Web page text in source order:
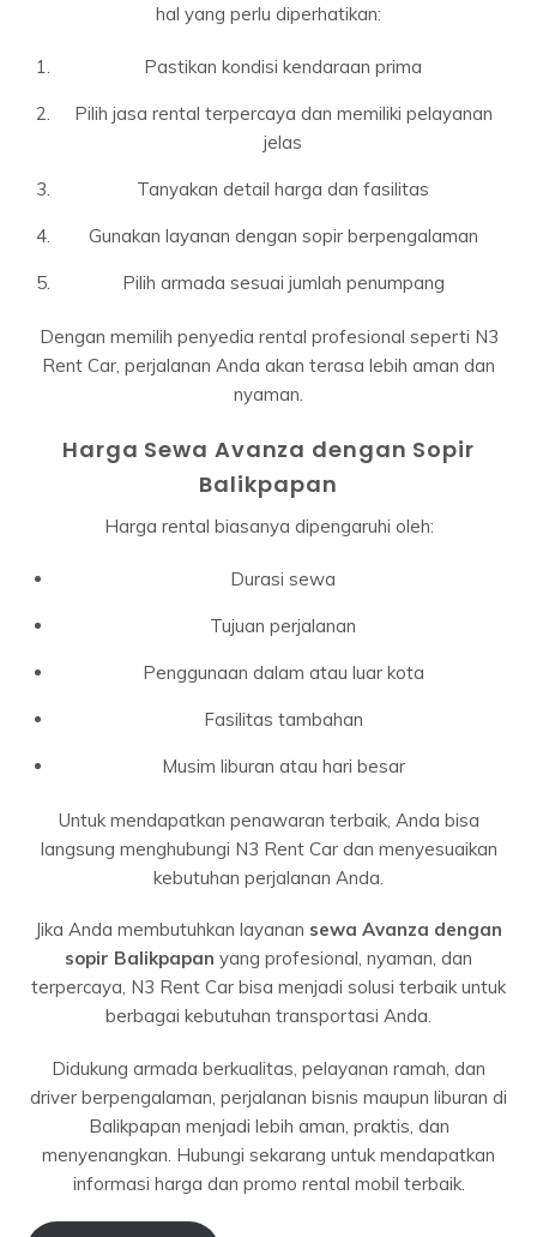
hal yang perlu diperhatikan:
Pastikan kondisi kendaraan prima
Pilih jasa rental terpercaya dan memiliki pelayanan
jelas
Tanyakan detail harga dan fasilitas
Gunakan layanan dengan sopir berpengalaman
Pilih armada sesuai jumlah penumpang
Dengan memilih penyedia rental profesional seperti N3
Rent Car, perjalanan Anda akan terasa lebih aman dan
nyaman.
Harga Sewa Avanza dengan Sopir
Balikpapan
Harga rental biasanya dipengaruhi oleh:
Durasi sewa
Tujuan perjalanan
Penggunaan dalam atau luar kota
Fasilitas tambahan
Musim liburan atau hari besar
Untuk mendapatkan penawaran terbaik, Anda bisa
langsung menghubungi N3 Rent Car dan menyesuaikan
kebutuhan perjalanan Anda.
Jika Anda membutuhkan layanan sewa Avanza dengan
sopir Balikpapan yang profesional, nyaman, dan
terpercaya, N3 Rent Car bisa menjadi solusi terbaik untuk
berbagai kebutuhan transportasi Anda.
Didukung armada berkualitas, pelayanan ramah, dan
driver berpengalaman, perjalanan bisnis maupun liburan di
Balikpapan menjadi lebih aman, praktis, dan
menyenangkan. Hubungi sekarang untuk mendapatkan
informasi harga dan promo rental mobil terbaik.